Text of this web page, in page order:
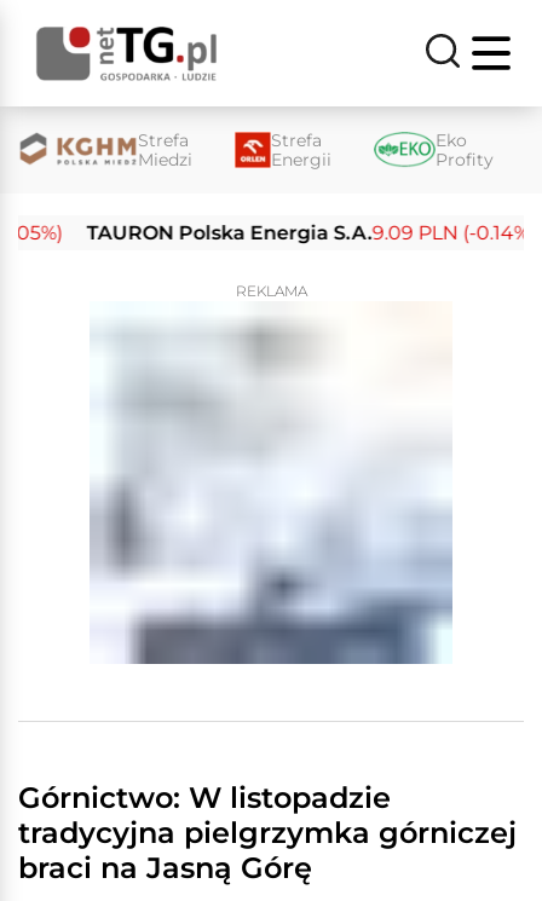
Strefa
Miedzi
Strefa
Energii
Eko
Profity
TAURON Polska Energia S.A.9.09 PLN (-0.14%)
REKLAMA
Górnictwo: W listopadzie
tradycyjna pielgrzymka górniczej
braci na Jasną Górę